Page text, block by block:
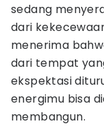
sedang
dari
menerima
dari tempat
ekspektasi
energimu bisa
membangun.